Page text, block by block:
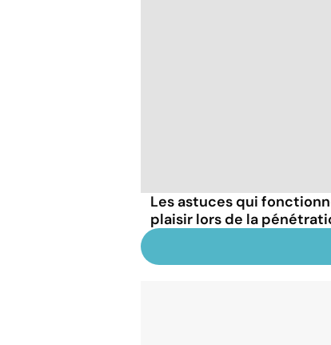
Les astuces qui
plaisir lors de la